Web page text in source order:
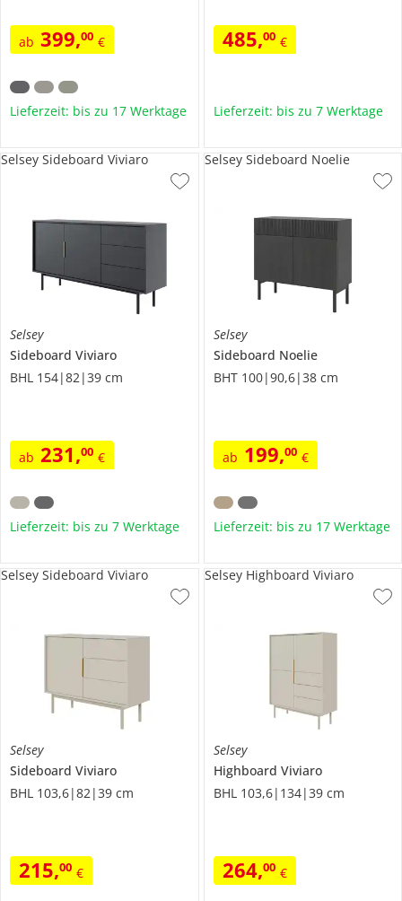
ab 399,00 €
Lieferzeit: bis zu 17 Werktage
485,00 €
Lieferzeit: bis zu 7 Werktage
Selsey
Sideboard Viviaro
BHL 154|82|39 cm
ab 231,00 €
Selsey Sideboard Viviaro
Lieferzeit: bis zu 7 Werktage
Selsey
Sideboard Noelie
BHT 100|90,6|38 cm
ab 199,00 €
Selsey Sideboard Noelie
Lieferzeit: bis zu 17 Werktage
Selsey
Sideboard Viviaro
BHL 103,6|82|39 cm
215,00 €
Selsey Sideboard Viviaro
Selsey
Highboard Viviaro
BHL 103,6|134|39 cm
264,00 €
Selsey Highboard Viviaro